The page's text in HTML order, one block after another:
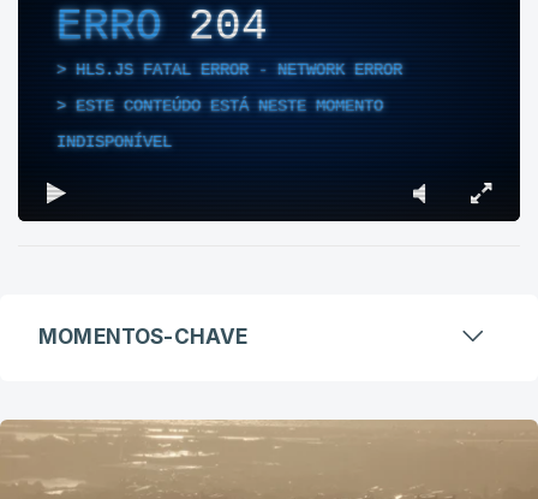
ERRO204
HLS.JS FATAL ERROR - NETWORK ERROR
ESTE CONTEÚDO ESTÁ NESTE MOMENTO
INDISPONÍVEL
MOMENTOS-CHAVE